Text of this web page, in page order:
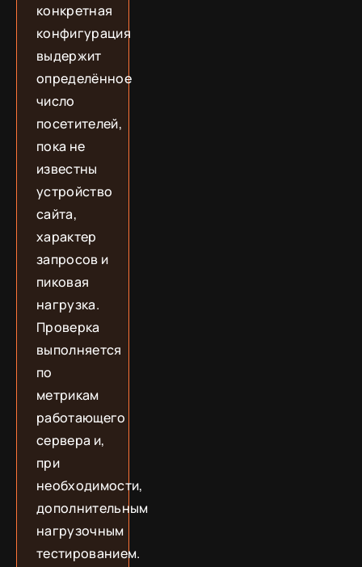
конкретная
конфигурация
выдержит
определённое
число
посетителей,
пока не
известны
устройство
сайта,
характер
запросов и
пиковая
нагрузка.
Проверка
выполняется
по
метрикам
работающего
сервера и,
при
необходимости,
дополнительным
нагрузочным
тестированием.